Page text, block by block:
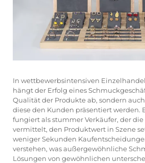
In wettbewerbsintensiven
hängt der Erfolg eines
Qualität der Produkte ab, sondern
diese den Kunden präsentiert werden.
fungiert als stummer Verkäufer, der
vermittelt, den Produktwert in Szene
weniger Sekunden
verstehen, was außergewöhnliche
Lösungen von gewöhnlichen